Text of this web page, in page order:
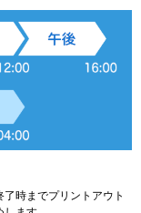
時までプリントアウト